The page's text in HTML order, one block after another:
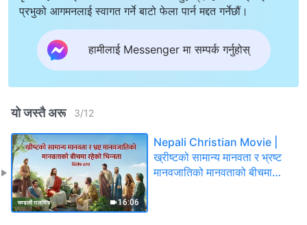
प्रभुको आगमनलाई स्वागत गर्ने बाटो फेला पार्न मद्दत गर्नेछौं।
हामीलाई Messenger मा सम्पर्क गर्नुहोस्
यो जस्तै अरू 3/12
16:06
Nepali Christian Movie |
ख्रीष्‍टको सामान्य मानवता र भ्रष्ट
मानवजातिको मानवताको बीचमा